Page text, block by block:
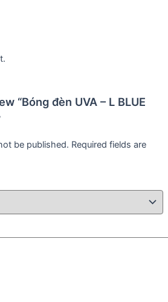
“Bóng đèn UVA – L BLUE
be published. Required fields are